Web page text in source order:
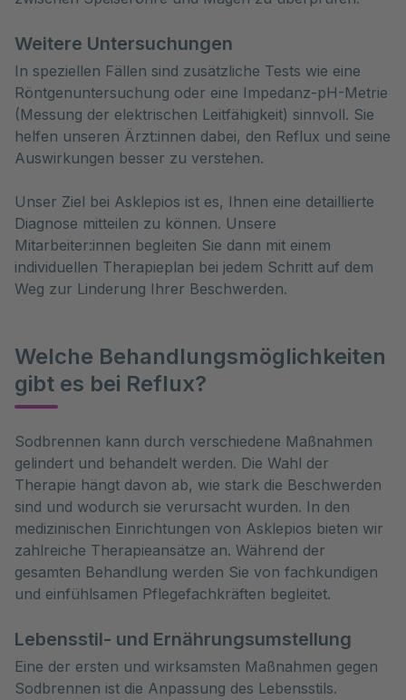
Weitere Untersuchungen
In speziellen Fällen sind zusätzliche Tests wie eine
Röntgenuntersuchung oder eine Impedanz-pH-Metrie
(Messung der elektrischen Leitfähigkeit) sinnvoll. Sie
helfen unseren Ärzt:innen dabei, den Reflux und seine
Auswirkungen besser zu verstehen.
Unser Ziel bei Asklepios ist es, Ihnen eine detaillierte
Diagnose mitteilen zu können. Unsere
Mitarbeiter:innen begleiten Sie dann mit einem
individuellen Therapieplan bei jedem Schritt auf dem
Weg zur Linderung Ihrer Beschwerden.
Welche Behandlungsmöglichkeiten
gibt es bei Reflux?
Sodbrennen kann durch verschiedene Maßnahmen
gelindert und behandelt werden. Die Wahl der
Therapie hängt davon ab, wie stark die Beschwerden
sind und wodurch sie verursacht wurden. In den
medizinischen Einrichtungen von Asklepios bieten wir
zahlreiche Therapieansätze an. Während der
gesamten Behandlung werden Sie von fachkundigen
und einfühlsamen Pflegefachkräften begleitet.
Lebensstil- und Ernährungsumstellung
Eine der ersten und wirksamsten Maßnahmen gegen
Sodbrennen ist die Anpassung des Lebensstils.